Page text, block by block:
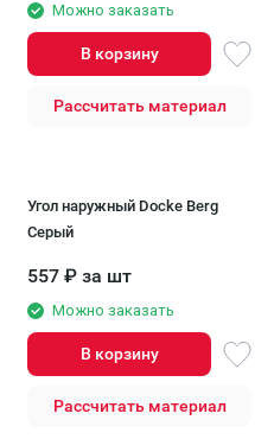
Можно заказать
В корзину
Рассчитать материал
Угол наружный Docke Berg
Серый
557 ₽ за шт
Можно заказать
В корзину
Рассчитать материал